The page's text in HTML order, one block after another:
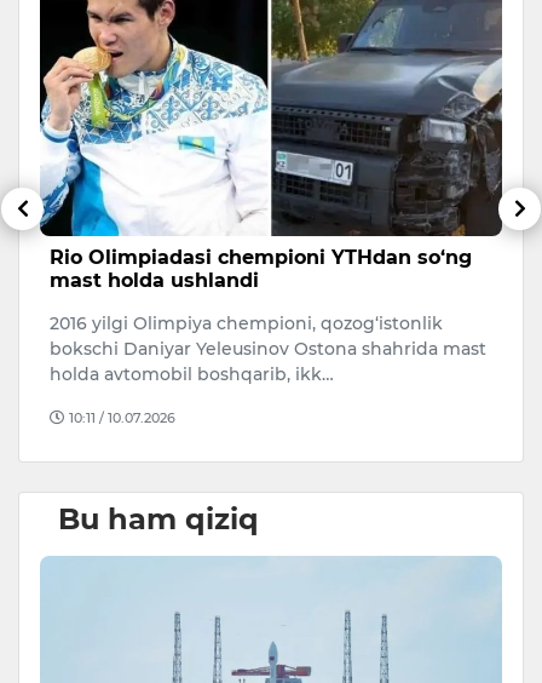
Rio Olimpiadasi chempioni YTHdan so‘ng
mast holda ushlandi
2016 yilgi Olimpiya chempioni, qozog‘istonlik
bokschi Daniyar Yeleusinov Ostona shahrida mast
holda avtomobil boshqarib, ikk…
10:11 / 10.07.2026
Bu ham qiziq